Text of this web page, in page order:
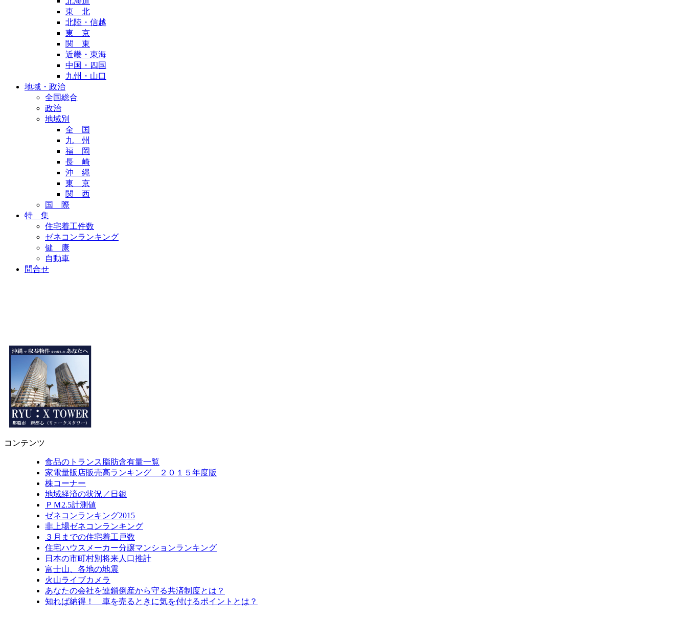
東 北
北陸・信越
東 京
関 東
近畿・東海
中国・四国
九州・山口
地域・政治
全国総合
政治
地域別
全 国
九 州
福 岡
長 崎
沖 縄
東 京
関 西
国 際
特 集
住宅着工件数
ゼネコンランキング
健 康
自動車
問合せ
コンテンツ
食品のトランス脂肪含有量一覧
家電量販店販売高ランキング ２０１５年度版
株コーナー
地域経済の状況／日銀
ＰＭ2.5計測値
ゼネコンランキング2015
非上場ゼネコンランキング
３月までの住宅着工戸数
住宅ハウスメーカー分譲マンションランキング
日本の市町村別将来人口推計
富士山、各地の地震
火山ライブカメラ
あなたの会社を連鎖倒産から守る共済制度とは？
知れば納得！ 車を売るときに気を付けるポイントとは？